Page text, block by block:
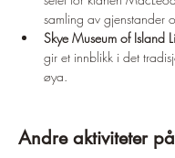
samling av gjenstander
Skye Museum of Island
gir et innblikk i det
øya.
Andre aktiviteter